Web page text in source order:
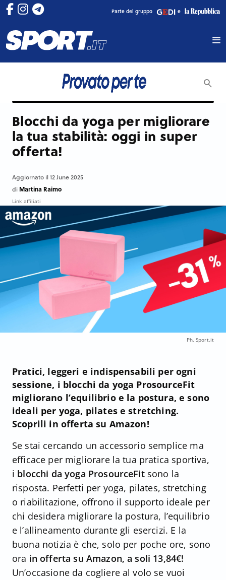
Parte del gruppo e
Blocchi da yoga per migliorare
la tua stabilità: oggi in super
offerta!
Aggiornato il 12 June 2025
di Martina Raimo
Link affiliati
Ph. Sport.it
Pratici, leggeri e indispensabili per ogni
sessione, i blocchi da yoga ProsourceFit
migliorano l’equilibrio e la postura, e sono
ideali per yoga, pilates e stretching.
Scoprili in offerta su Amazon!
Se stai cercando un accessorio semplice ma
efficace per migliorare la tua pratica sportiva,
i blocchi da yoga ProsourceFitsono la
risposta. Perfetti per yoga, pilates, stretching
o riabilitazione, offrono il supporto ideale per
chi desidera migliorare la postura, l’equilibrio
e l’allineamento durante gli esercizi. E la
buona notizia è che, solo per poche ore, sono
ora in offerta su Amazon, a soli 13,84€!
Un’occasione da cogliere al volo se vuoi